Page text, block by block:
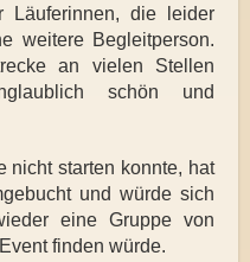
Läuferinnen, die leider
weitere Begleitperson.
an vielen Stellen
schön und
nicht starten konnte, hat
und würde sich
eine Gruppe von
finden würde.